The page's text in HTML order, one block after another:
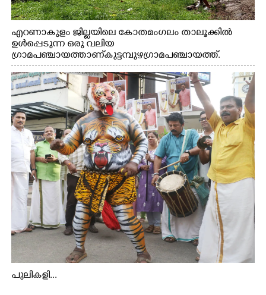
എറണാകുളം ജില്ലയിലെ കോതമംഗലം താലൂക്കിൽ
ഉൾപ്പെടുന്ന ഒരു വലിയ
ഗ്രാമപഞ്ചായത്താണ് കുട്ടമ്പുഴ ഗ്രാമ പഞ്ചായത്ത്.
ആദിവാസി ഊരുകളായ വെള്ളാരംകുത്ത്, കത്തിപ്പാറ,
ഉറിയംപെട്ടി, തേക്കല്ല്, വെട്ടിക്കല്ല്, മഞ്ചപ്പാറ എന്നീ ആറു
സ്ഥലങ്ങളിലേക്കുള്ള പ്രധാന സഞ്ചാര മാർഗമാണ് ഈ
കാണുന്ന കടത്ത് വള്ളം
പുലികളി...